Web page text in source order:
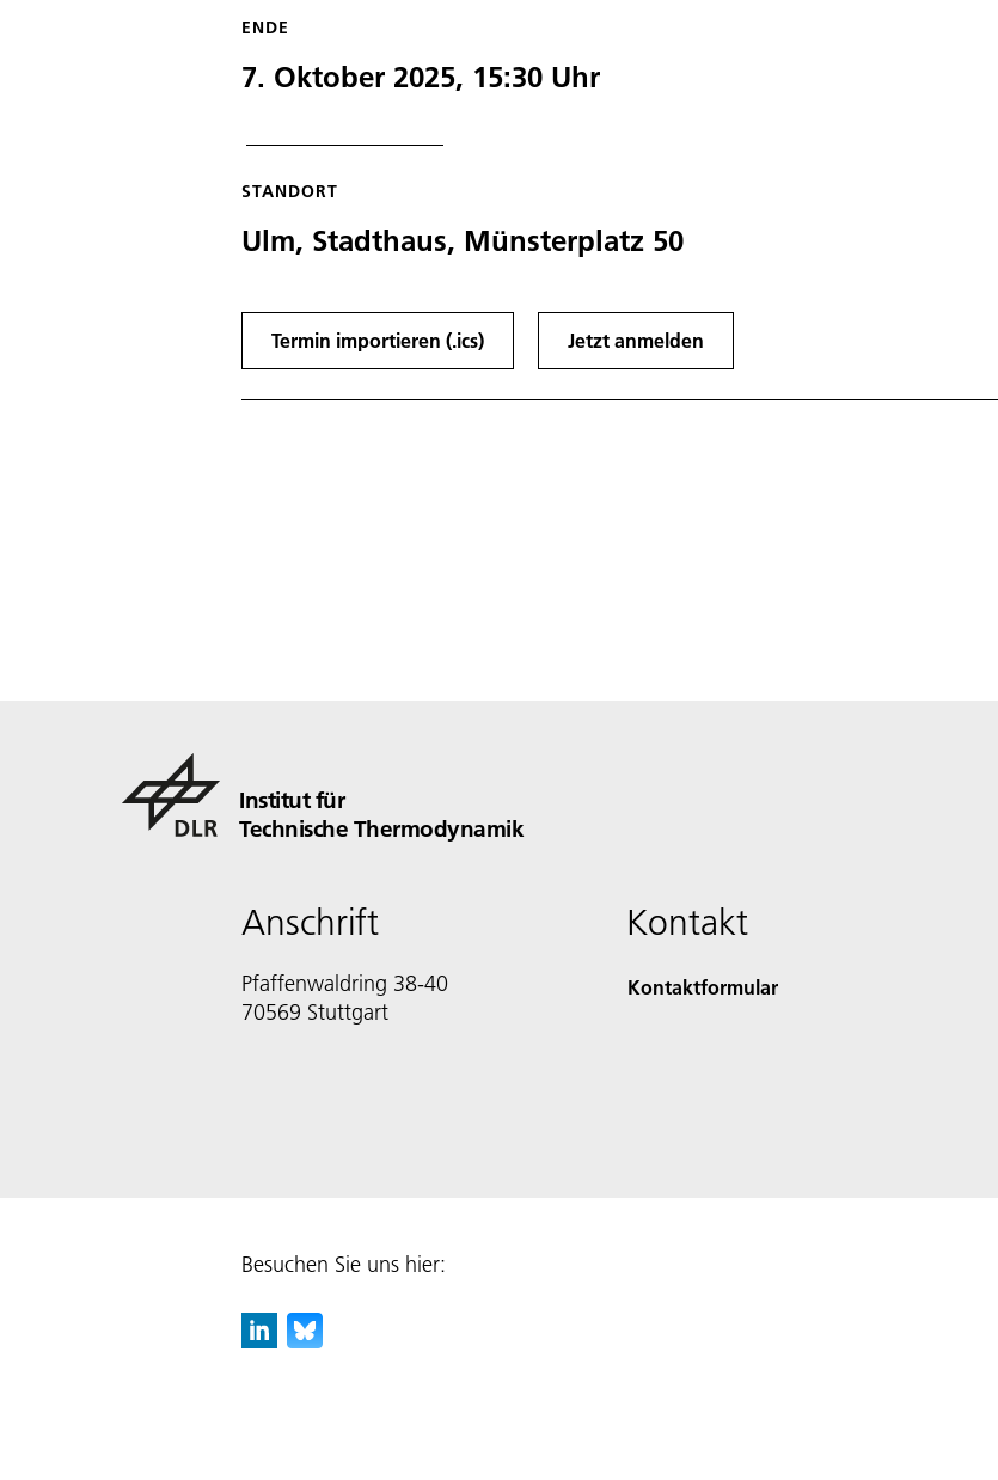
ENDE
7. Oktober 2025, 15:30 Uhr
STANDORT
Ulm, Stadthaus, Münsterplatz 50
Termin importieren (.ics) Jetzt anmelden
Institut für
Technische Thermodynamik
Anschrift
Pfaffenwaldring 38-40
70569 Stuttgart
Kontakt
Kontaktformular
Besuchen Sie uns hier: